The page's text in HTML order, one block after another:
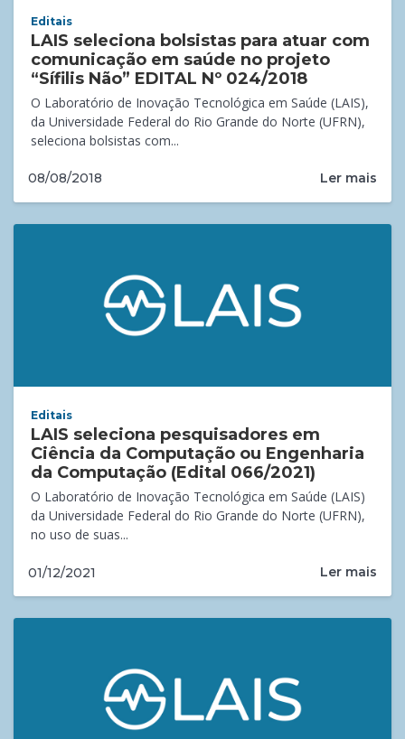
Editais
LAIS seleciona bolsistas para atuar com
comunicação em saúde no projeto
“Sífilis Não” EDITAL Nº 024/2018
O Laboratório de Inovação Tecnológica em Saúde (LAIS),
da Universidade Federal do Rio Grande do Norte (UFRN),
seleciona bolsistas com...
08/08/2018 Ler mais
Editais
LAIS seleciona pesquisadores em
Ciência da Computação ou Engenharia
da Computação (Edital 066/2021)
O Laboratório de Inovação Tecnológica em Saúde (LAIS)
da Universidade Federal do Rio Grande do Norte (UFRN),
no uso de suas...
01/12/2021 Ler mais